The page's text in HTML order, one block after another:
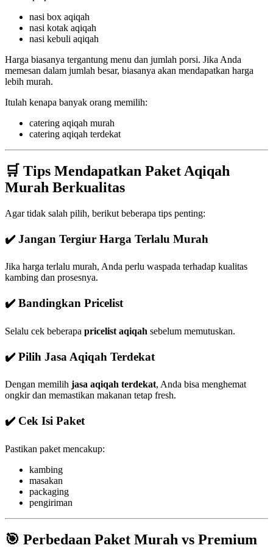
nasi box aqiqah
nasi kotak aqiqah
nasi kebuli aqiqah
Harga biasanya tergantung menu dan jumlah porsi. Jika Anda
memesan dalam jumlah besar, biasanya akan mendapatkan harga
lebih murah.
Itulah kenapa banyak orang memilih:
catering aqiqah murah
catering aqiqah terdekat
🛒 Tips Mendapatkan Paket Aqiqah
Murah Berkualitas
Agar tidak salah pilih, berikut beberapa tips penting:
✔️ Jangan Tergiur Harga Terlalu Murah
Jika harga terlalu murah, Anda perlu waspada terhadap kualitas
kambing dan prosesnya.
✔️ Bandingkan Pricelist
Selalu cek beberapa pricelist aqiqah sebelum memutuskan.
✔️ Pilih Jasa Aqiqah Terdekat
Dengan memilih jasa aqiqah terdekat, Anda bisa menghemat
ongkir dan memastikan makanan tetap fresh.
✔️ Cek Isi Paket
Pastikan paket mencakup:
kambing
masakan
packaging
pengiriman
🎯 Perbedaan Paket Murah vs Premium